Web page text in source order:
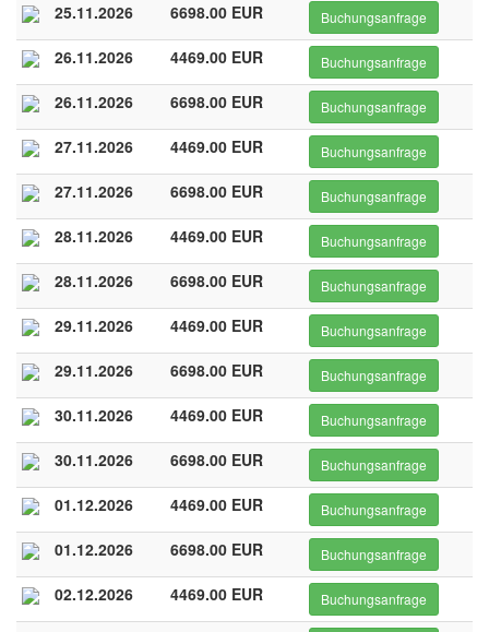
25.11.2026 6698.00 EUR Buchungsanfrage
26.11.2026 4469.00 EUR Buchungsanfrage
26.11.2026 6698.00 EUR Buchungsanfrage
27.11.2026 4469.00 EUR Buchungsanfrage
27.11.2026 6698.00 EUR Buchungsanfrage
28.11.2026 4469.00 EUR Buchungsanfrage
28.11.2026 6698.00 EUR Buchungsanfrage
29.11.2026 4469.00 EUR Buchungsanfrage
29.11.2026 6698.00 EUR Buchungsanfrage
30.11.2026 4469.00 EUR Buchungsanfrage
30.11.2026 6698.00 EUR Buchungsanfrage
01.12.2026 4469.00 EUR Buchungsanfrage
01.12.2026 6698.00 EUR Buchungsanfrage
02.12.2026 4469.00 EUR Buchungsanfrage